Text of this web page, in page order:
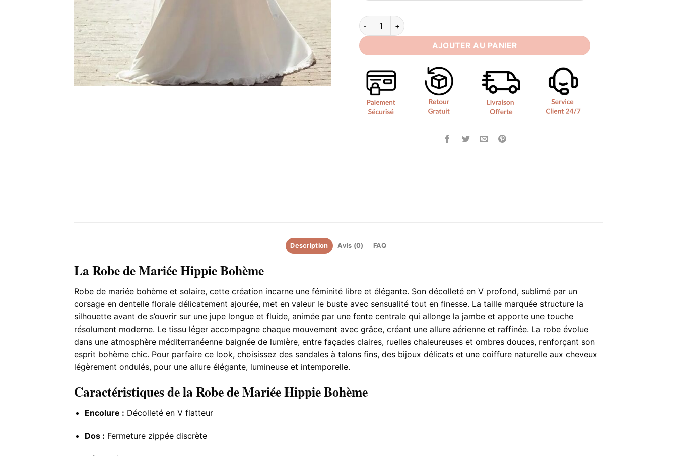
quantité de Robe de Mariée Hippie Bohème
AJOUTER AU PANIER
Description Avis (0) FAQ
La Robe de Mariée Hippie Bohème
Robe de mariée bohème et solaire, cette création incarne une féminité libre et élégante. Son décolleté en V profond, sublimé par un
corsage en dentelle florale délicatement ajourée, met en valeur le buste avec sensualité tout en finesse. La taille marquée structure la
silhouette avant de s’ouvrir sur une jupe longue et fluide, animée par une fente centrale qui allonge la jambe et apporte une touche
résolument moderne. Le tissu léger accompagne chaque mouvement avec grâce, créant une allure aérienne et raffinée. La robe évolue
dans une atmosphère méditerranéenne baignée de lumière, entre façades claires, ruelles chaleureuses et ombres douces, renforçant son
esprit bohème chic. Pour parfaire ce look, choisissez des sandales à talons fins, des bijoux délicats et une coiffure naturelle aux cheveux
légèrement ondulés, pour une allure élégante, lumineuse et intemporelle.
Caractéristiques de la Robe de Mariée Hippie Bohème
Encolure : Décolleté en V flatteur
Dos : Fermeture zippée discrète